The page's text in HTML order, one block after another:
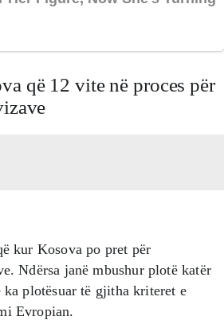
që 12 vite në proces për
kur Kosova po pret për
Ndërsa janë mbushur plotë katër
plotësuar të gjitha kriteret e
Evropian.